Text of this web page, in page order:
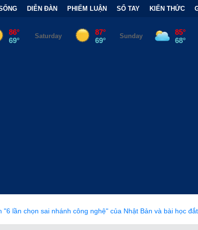
DIỄN ĐÀN PHIẾM LUẬN SỔ TAY KIẾN THỨC
công nghệ" của Nhật Bản và bài học đắt giá • Bẫy